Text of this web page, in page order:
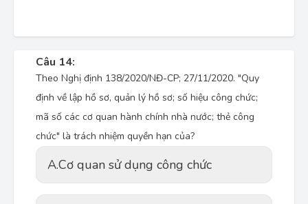
Câu 14:
Theo Nghị định 138/2020/NĐ-CP; 27/11/2020. "Quy
định về lập hồ sơ, quản lý hồ sơ; số hiệu công chức;
mã số các cơ quan hành chính nhà nước; thẻ công
chức" là trách nhiệm quyền hạn của?
A.Cơ quan sử dụng công chức